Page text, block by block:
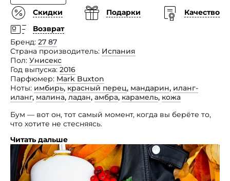
Скидки
Подарки
Качество
Возврат
Бренд 27 87
Страна производитель Испания
Пол Унисекс
Год выпуска 2016
Парфюмер Mark Buxton
Ноты имбирь, красный перец, мандарин, иланг-
иланг, малина, ладан, амбра, карамель, кожа
Бум — вот он, тот самый момент, когда вы берёте то,
что хотите не стесняясь.
Мандарин, красный перец, отсрый имбирь
смешиваясь с каменной розой и малиной
превращаются в элексир, который просто не мог
быть более взрывоопасным!
Читать дальше